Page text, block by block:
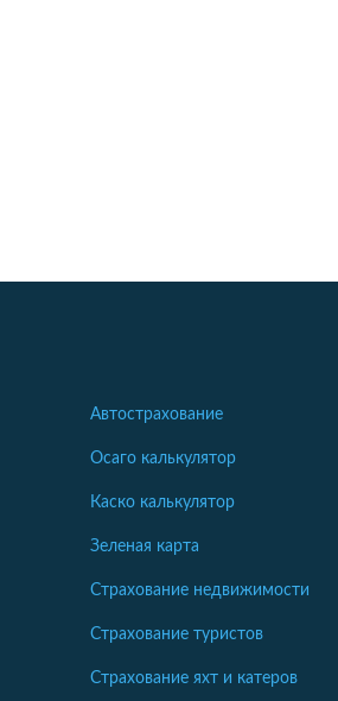
Автострахование
Осаго калькулятор
Каско калькулятор
Зеленая карта
Страхование недвижимости
Страхование туристов
Страхование яхт и катеров